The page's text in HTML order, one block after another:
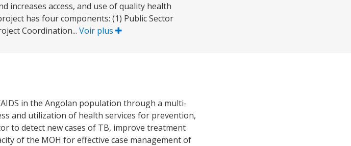
access, and use of quality health
has four components: (1) Public Sector
Coordination... Voir plus
in the Angolan population through a multi-
and utilization of health services for prevention,
to detect new cases of TB, improve treatment
of the MOH for effective case management of